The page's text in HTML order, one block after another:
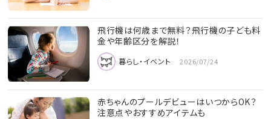
飛行機は何歳まで無料？飛行機の子ども料
金や年齢区分を解説！
暮らし・イベント 2026/07/24
赤ちゃんのプールデビューはいつからOK？
注意点やおすすめアイテムも